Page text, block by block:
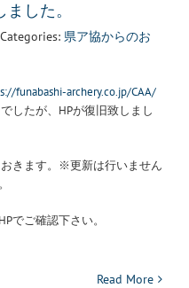
した。
Categories: 県ア協からのお
funabashi-archery.co.jp/CAA/
したが、HPが復旧致しまし
きます。※更新は行いません
でご確認下さい。
Read More